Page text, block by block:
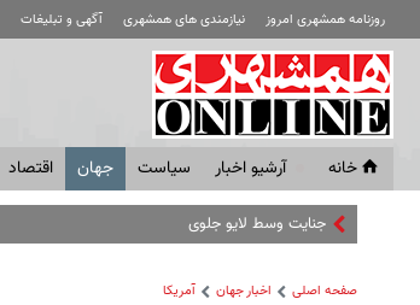
روزنامه همشهری امروز نیازمندی های همشهری آگهی و تبلیغات
خانه آرشیو اخبار سياست جهان اقتصاد
جنایت وسط لایو جلوی چشم فالوئرها | قتل
صفحه اصلی اخبار جهان آمریکا